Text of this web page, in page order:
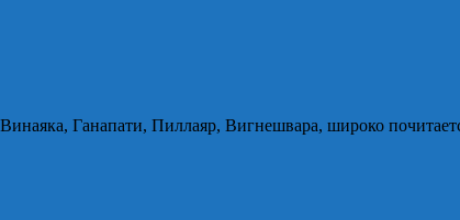
Ганапати, Пиллаяр, Вигнешвара, широко